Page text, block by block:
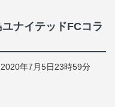
ナイテッドFCコラ
年7月5日23時59分